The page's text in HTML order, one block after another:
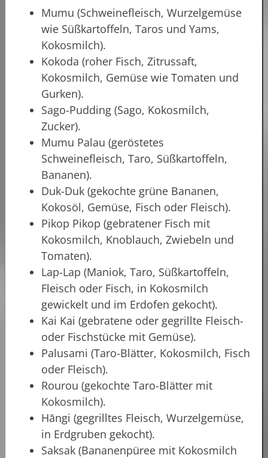
Mumu (Schweinefleisch, Wurzelgemüse
wie Süßkartoffeln, Taros und Yams,
Kokosmilch).
Kokoda (roher Fisch, Zitrussaft,
Kokosmilch, Gemüse wie Tomaten und
Gurken).
Sago-Pudding (Sago, Kokosmilch,
Zucker).
Mumu Palau (geröstetes
Schweinefleisch, Taro, Süßkartoffeln,
Bananen).
Duk-Duk (gekochte grüne Bananen,
Kokosöl, Gemüse, Fisch oder Fleisch).
Pikop Pikop (gebratener Fisch mit
Kokosmilch, Knoblauch, Zwiebeln und
Tomaten).
Lap-Lap (Maniok, Taro, Süßkartoffeln,
Fleisch oder Fisch, in Kokosmilch
gewickelt und im Erdofen gekocht).
Kai Kai (gebratene oder gegrillte Fleisch-
oder Fischstücke mit Gemüse).
Palusami (Taro-Blätter, Kokosmilch, Fisch
oder Fleisch).
Rourou (gekochte Taro-Blätter mit
Kokosmilch).
Hāngi (gegrilltes Fleisch, Wurzelgemüse,
in Erdgruben gekocht).
Saksak (Bananenpüree mit Kokosmilch